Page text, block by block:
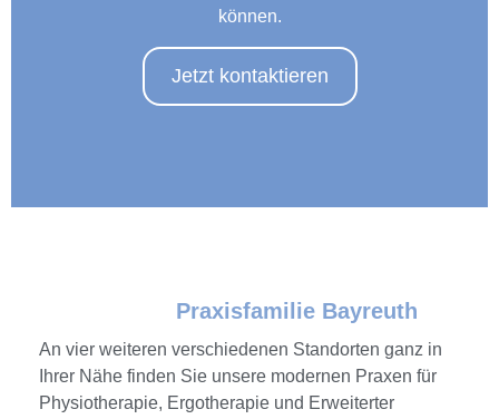
können.
Jetzt kontaktieren
Praxisfamilie Bayreuth
An vier weiteren verschiedenen Standorten ganz in
Ihrer Nähe finden Sie unsere modernen Praxen für
Physiotherapie, Ergotherapie und Erweiterter